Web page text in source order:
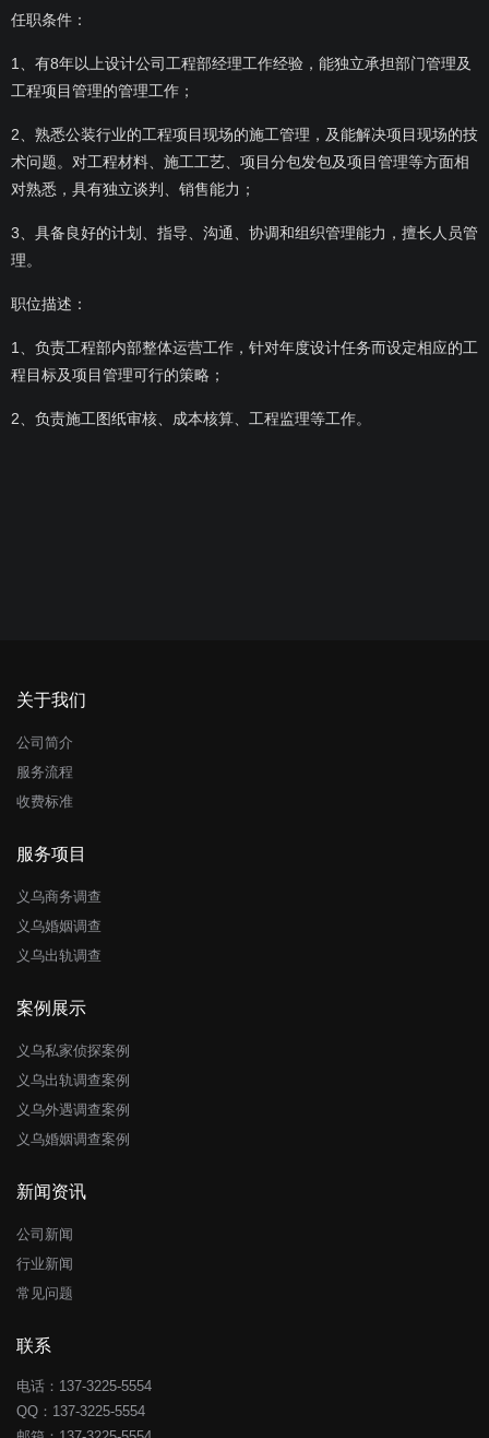
任职条件：
1、有8年以上设计公司工程部经理工作经验，能独立承担部门管理及
工程项目管理的管理工作；
2、熟悉公装行业的工程项目现场的施工管理，及能解决项目现场的技
术问题。对工程材料、施工工艺、项目分包发包及项目管理等方面相
对熟悉，具有独立谈判、销售能力；
3、具备良好的计划、指导、沟通、协调和组织管理能力，擅长人员管
理。
职位描述：
1、负责工程部内部整体运营工作，针对年度设计任务而设定相应的工
程目标及项目管理可行的策略；
2、负责施工图纸审核、成本核算、工程监理等工作。
关于我们
公司简介
服务流程
收费标准
服务项目
义乌商务调查
义乌婚姻调查
义乌出轨调查
案例展示
义乌私家侦探案例
义乌出轨调查案例
义乌外遇调查案例
义乌婚姻调查案例
新闻资讯
公司新闻
行业新闻
常见问题
联系
电话：137-3225-5554
QQ： 137-3225-5554